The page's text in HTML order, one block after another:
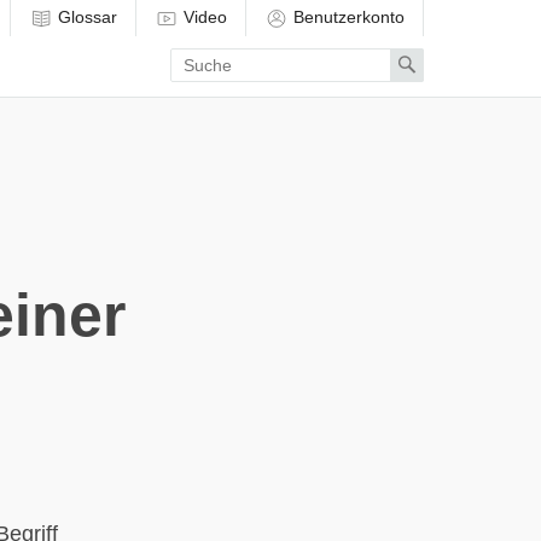
Glossar Video Benutzerkonto
Enter
search
term
Search